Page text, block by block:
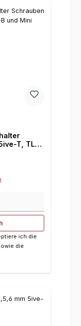
T, TLR
ich die
die